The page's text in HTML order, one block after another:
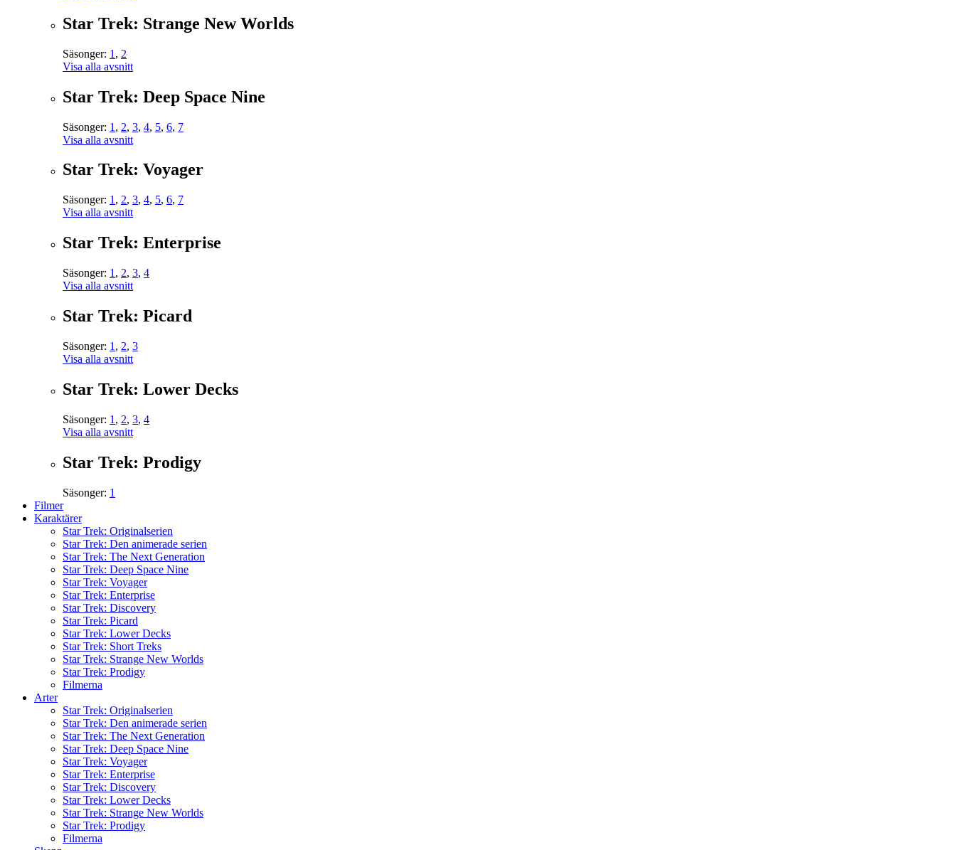
Star Trek: Strange New Worlds
Säsonger: 1 , 2
Visa alla avsnitt
Star Trek: Deep Space Nine
Säsonger: 1 , 2, 3, 4, 5, 6, 7
Visa alla avsnitt
Star Trek: Voyager
Säsonger: 1 , 2, 3, 4, 5, 6, 7
Visa alla avsnitt
Star Trek: Enterprise
Säsonger: 1 , 2, 3, 4
Visa alla avsnitt
Star Trek: Picard
Säsonger: 1 , 2, 3
Visa alla avsnitt
Star Trek: Lower Decks
Säsonger: 1 , 2, 3, 4
Visa alla avsnitt
Star Trek: Prodigy
Säsonger: 1
Filmer
Karaktärer
Star Trek: Originalserien
Star Trek: Den animerade serien
Star Trek: The Next Generation
Star Trek: Deep Space Nine
Star Trek: Voyager
Star Trek: Enterprise
Star Trek: Discovery
Star Trek: Picard
Star Trek: Lower Decks
Star Trek: Short Treks
Star Trek: Strange New Worlds
Star Trek: Prodigy
Filmerna
Arter
Star Trek: Originalserien
Star Trek: Den animerade serien
Star Trek: The Next Generation
Star Trek: Deep Space Nine
Star Trek: Voyager
Star Trek: Enterprise
Star Trek: Discovery
Star Trek: Lower Decks
Star Trek: Strange New Worlds
Star Trek: Prodigy
Filmerna